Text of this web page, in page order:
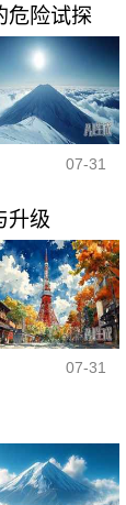
危险试探
07-31
升级
07-31